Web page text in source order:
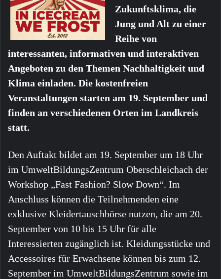
Zukunftsklima, die
Jung und Alt zu einer
Reihe von
interessanten, informativen und interaktiven
Angeboten zu den Themen Nachhaltigkeit und
Klima einladen. Die kostenfreien
Veranstaltungen starten am 19. September und
finden an verschiedenen Orten im Landkreis
statt.
Den Auftakt bildet am 19. September um 18 Uhr
im UmweltBildungsZentrum Oberschleichach der
Workshop „Fast Fashion? Slow Down“. Im
Anschluss können die Teilnehmenden eine
exklusive Kleidertauschbörse nutzen, die am 20.
September von 10 bis 15 Uhr für alle
Interessierten zugänglich ist. Kleidungsstücke und
Accessoires für Erwachsene können bis zum 12.
September im UmweltBildungsZentrum sowie im